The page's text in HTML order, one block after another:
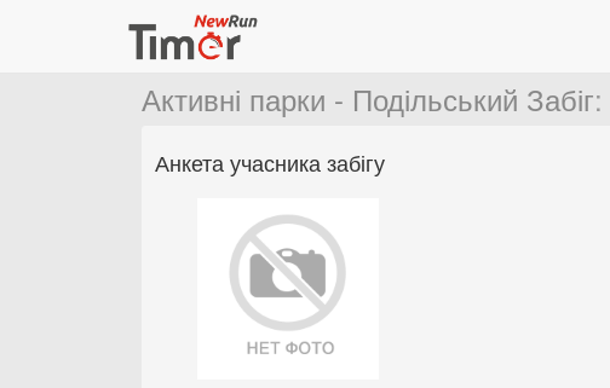
Активні парки - Подільський Забіг:
Анкета учасника забігу